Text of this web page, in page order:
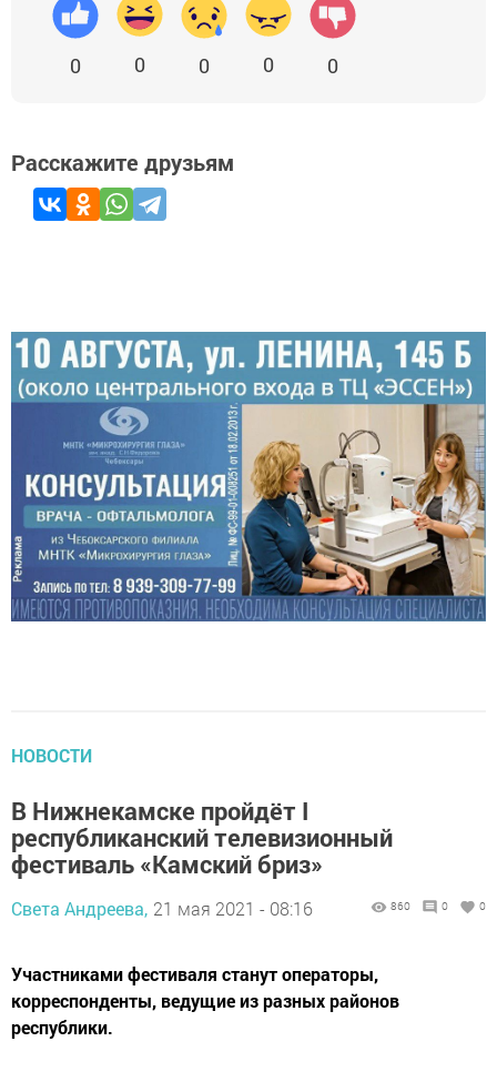
0 0 0 0 0
Расскажите друзьям
НОВОСТИ
В Нижнекамске пройдёт I
республиканский телевизионный
фестиваль «Камский бриз»
Света Андреева, 21 мая 2021 - 08:16 860 0 0
Участниками фестиваля станут операторы,
корреспонденты, ведущие из разных районов
республики.